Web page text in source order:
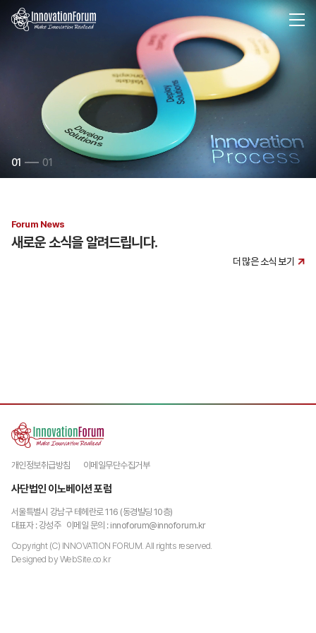
01 01
Forum News
새로운 소식을 알려드립니다.
더 많은 소식 보기
개인정보취급방침 이메일무단수집거부
사단법인 이노베이션 포럼
서울특별시 강남구 테헤란로 116 (동경빌딩 10층)
대표자 : 강성주 이메일 문의 : innoforum@innoforum.kr
Copyright (C) INNOVATION FORUM. All rights reserved.
Designed by WebSite.co.kr